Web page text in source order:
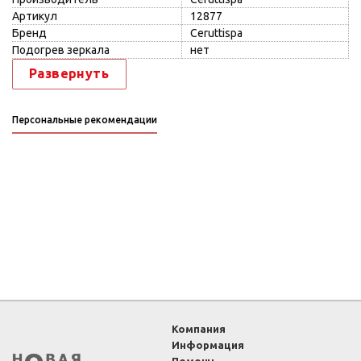
Артикул
12877
Бренд
Ceruttispa
Подогрев зеркала
нет
Развернуть
Персональные рекомендации
Компания
Информация